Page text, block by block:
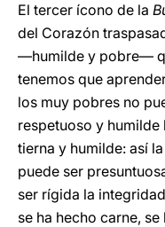
El tercer ícono de la
del Corazón
—humilde y pobre—
tenemos que
los muy pobres no
respetuoso y humilde
tierna y humilde: así
puede ser
ser rígida la
se ha hecho carne,